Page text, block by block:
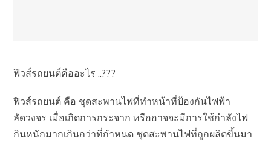
ฟิวส์รถยนต์คืออะไร ..???
ฟิวส์รถยนต์ คือ ชุดสะพานไฟที่ทำหน้าที่ป้องกันไฟฟ้า
ลัดวงจร เมื่อเกิดการกระจาก หรืออาจจะมีการใช้กำลังไฟ
กินหนักมากเกินกว่าที่กำหนด ชุดสะพานไฟที่ถูกผลิตขึ้นมา